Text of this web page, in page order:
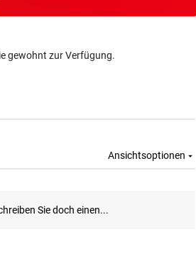
gewohnt zur Verfügung.